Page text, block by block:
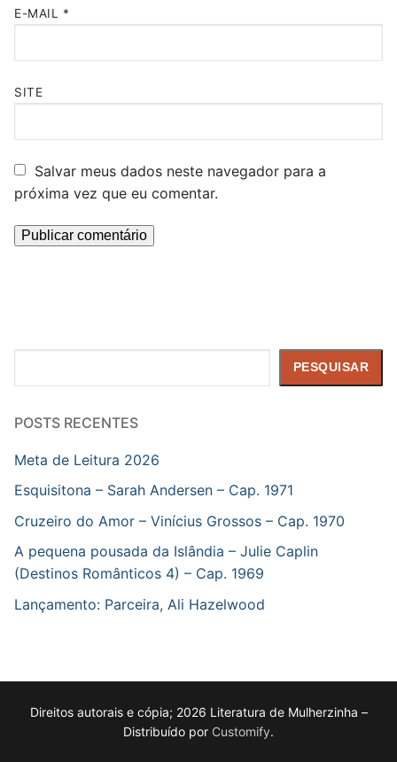
E-MAIL *
SITE
Salvar meus dados neste navegador para a
próxima vez que eu comentar.
PESQUISAR
POSTS RECENTES
Meta de Leitura 2026
Esquisitona – Sarah Andersen – Cap. 1971
Cruzeiro do Amor – Vinícius Grossos – Cap. 1970
A pequena pousada da Islândia – Julie Caplin
(Destinos Românticos 4) – Cap. 1969
Lançamento: Parceira, Ali Hazelwood
Direitos autorais e cópia; 2026 Literatura de Mulherzinha –
Distribuído por Customify.